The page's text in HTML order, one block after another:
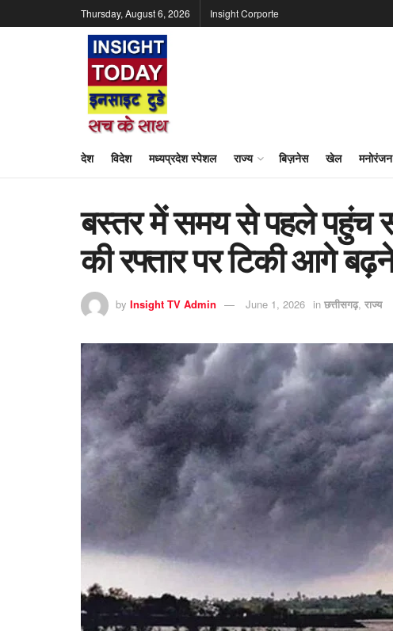
Thursday, August 6, 2026 Insight Corporte
देश विदेश मध्यप्रदेश स्पेशल राज्य बिज़नेस खेल मनोरंजन
बस्तर में समय से पहले पहुंच
की रफ्तार पर टिकी आगे
by Insight TV Admin June 1, 2026 in छत्तीसगढ़, राज्य